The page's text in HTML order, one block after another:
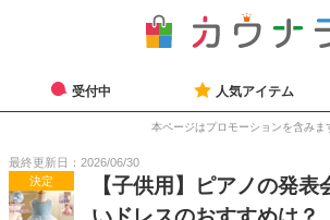
受付中 人気アイテム
本ページはプロモーションを含みま
最終更新日：2026/06/30
決定
【子供用】ピアノの発